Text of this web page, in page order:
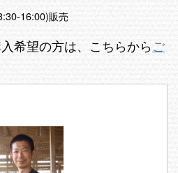
16:00)販売
希望の方は、こちらからご